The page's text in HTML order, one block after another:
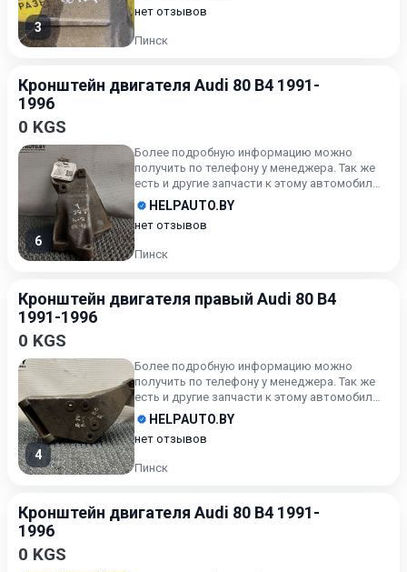
3
нет отзывов
Пинск
Кронштейн двигателя Audi 80 B4 1991-
1996
0 KGS
6
Более подробную информацию можно
получить по телефону у менеджера. Так же
есть и другие запчасти к этому автомобилю!
БУДЬТЕ ГОТОВЫ НАЗВАТЬ А...
HELPAUTO.BY
нет отзывов
Пинск
Кронштейн двигателя правый Audi 80 B4
1991-1996
0 KGS
4
Более подробную информацию можно
получить по телефону у менеджера. Так же
есть и другие запчасти к этому автомобилю!
БУДЬТЕ ГОТОВЫ НАЗВАТЬ А...
HELPAUTO.BY
нет отзывов
Пинск
Кронштейн двигателя Audi 80 B4 1991-
1996
0 KGS